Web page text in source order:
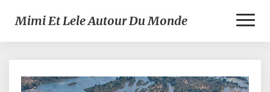
Mimi Et Lele Autour Du Monde
Zambie